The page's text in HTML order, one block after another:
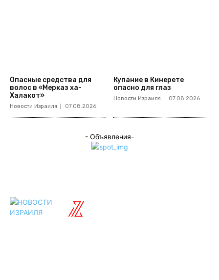
Опасные средства для
волос в «Мерказ ха-
Халакот»
Новости Израиля 07.08.2026
Купание в Кинерете
опасно для глаз
Новости Израиля 07.08.2026
- Объявления-